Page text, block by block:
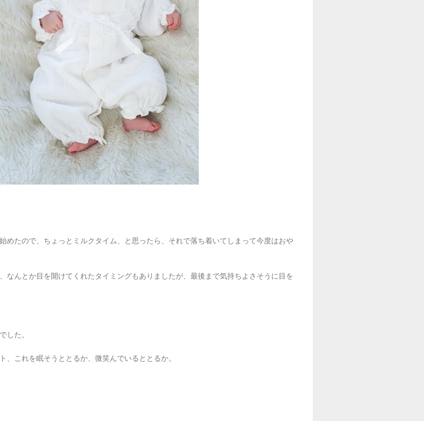
めたので、ちょっとミルクタイム、と思ったら、それで落ち着いてしまって今度はおや
なんとか目を開けてくれたタイミングもありましたが、最後まで気持ちよさそうに目を
した。
、これを眠そうととるか、微笑んでいるととるか。